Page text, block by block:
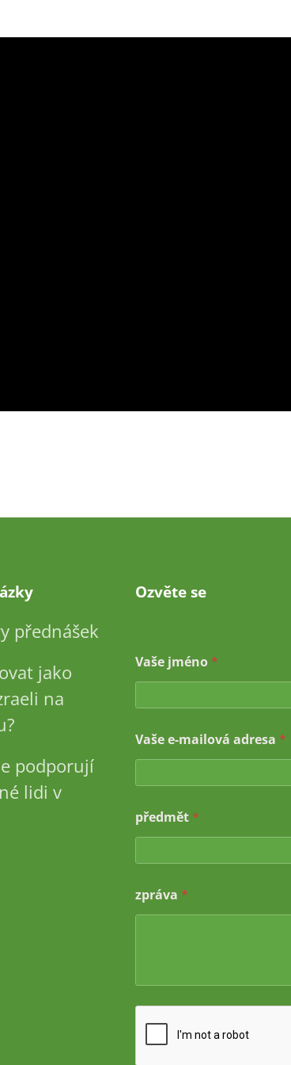
přednášek
jako
na
podporují
lidi v
Ozvěte se
Vaše jméno *
Vaše e-mailová adresa *
a
š
V
š
e
v
předmět *
zpráva *